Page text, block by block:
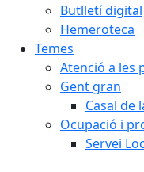
Butlletí digital
Hemeroteca
Temes
Atenció a les
Gent gran
Casal de
Ocupació i
Servei